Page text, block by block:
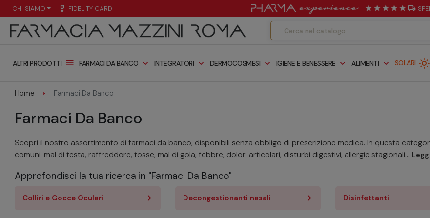
CHI SIAMO military_tech FIDELITY CARD local_shipping
ALTRI PRODOTTI menu FARMACI DA BANCO expand_more INTEGRATORI expand_more DERMOCOSMESI expand_more IGIENE E BENESSERE expand_more ALIMENTI expand_more SOLARI light_mode
Home Farmaci Da Banco
Farmaci Da Banco
Scopri il nostro assortimento di farmaci da banco, disponibili senza obbligo di prescrizione medica. In questa
comuni: mal di testa, raffreddore, tosse, mal di gola, febbre, dolori articolari, disturbi digestivi, allergie stagionali...
Approfondisci la tua ricerca in "Farmaci Da Banco"
Colliri e Gocce Oculari Decongestionanti nasali Disinfettanti